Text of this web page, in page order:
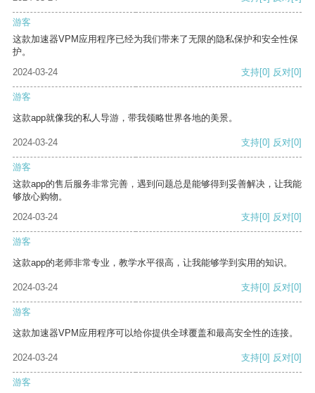
游客
这款加速器VPM应用程序已经为我们带来了无限的隐私保护和安全性保
护。
2024-03-24
支持[0] 反对[0]
游客
这款app就像我的私人导游，带我领略世界各地的美景。
2024-03-24 支持[0] 反对[0]
游客
这款app的售后服务非常完善，遇到问题总是能够得到妥善解决，让我能
够放心购物。
2024-03-24
支持[0] 反对[0]
游客
这款app的老师非常专业，教学水平很高，让我能够学到实用的知识。
2024-03-24 支持[0] 反对[0]
游客
这款加速器VPM应用程序可以给你提供全球覆盖和最高安全性的连接。
2024-03-24 支持[0] 反对[0]
游客